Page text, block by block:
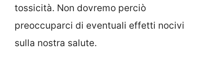
tossicità. Non dovremo perciò
preoccuparci di eventuali effetti nocivi
sulla nostra salute.